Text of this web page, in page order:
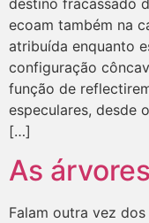
ecoam também na
atribuída enquanto
configuração
função de
especulares, desde
[…]
As
Falam outra vez